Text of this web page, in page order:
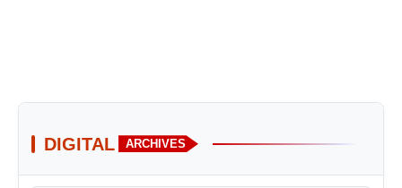
DIGITAL ARCHIVES